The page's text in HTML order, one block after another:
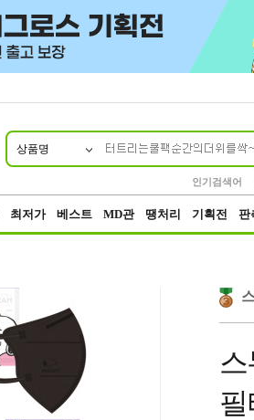
상품명
인기검색어
최저가 베스트 MD관 땡처리 기획전 판
스
필